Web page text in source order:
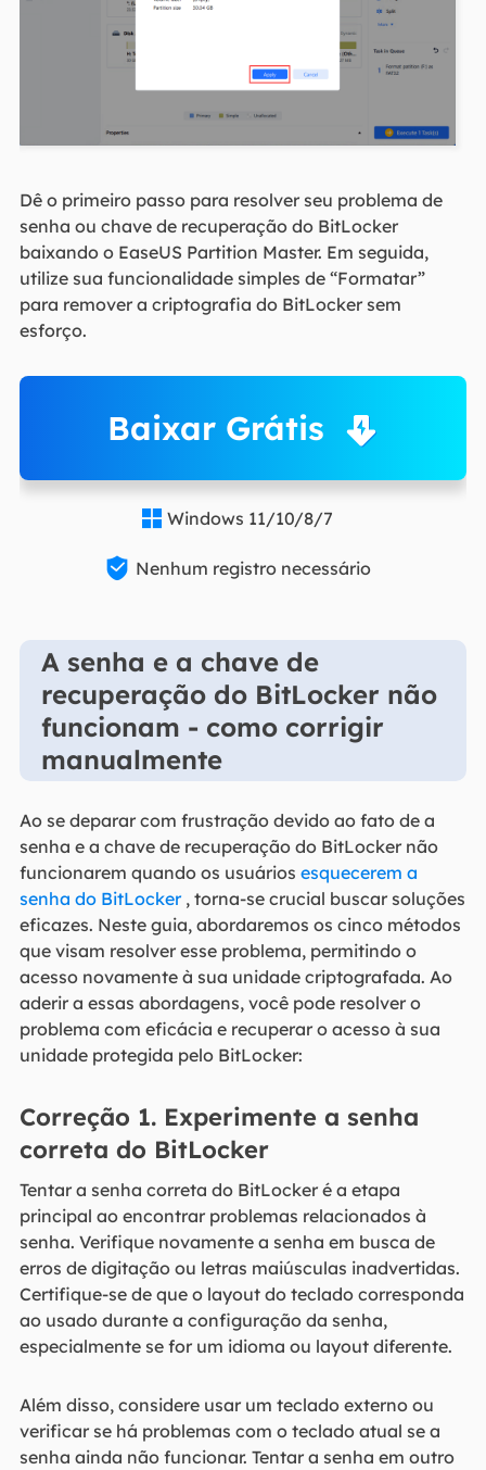
Dê o primeiro passo para resolver seu problema de
senha ou chave de recuperação do BitLocker
baixando o EaseUS Partition Master. Em seguida,
utilize sua funcionalidade simples de “Formatar”
para remover a criptografia do BitLocker sem
esforço.
Baixar Grátis
 Windows 11/10/8/7
 Nenhum registro necessário
A senha e a chave de
recuperação do BitLocker não
funcionam - como corrigir
manualmente
Ao se deparar com frustração devido ao fato de a
senha e a chave de recuperação do BitLocker não
funcionarem quando os usuários esquecerem a
senha do BitLocker, torna-se crucial buscar soluções
eficazes. Neste guia, abordaremos os cinco métodos
que visam resolver esse problema, permitindo o
acesso novamente à sua unidade criptografada. Ao
aderir a essas abordagens, você pode resolver o
problema com eficácia e recuperar o acesso à sua
unidade protegida pelo BitLocker:
Correção 1. Experimente a senha
correta do BitLocker
Tentar a senha correta do BitLocker é a etapa
principal ao encontrar problemas relacionados à
senha. Verifique novamente a senha em busca de
erros de digitação ou letras maiúsculas inadvertidas.
Certifique-se de que o layout do teclado corresponda
ao usado durante a configuração da senha,
especialmente se for um idioma ou layout diferente.
Além disso, considere usar um teclado externo ou
verificar se há problemas com o teclado atual se a
senha ainda não funcionar. Tentar a senha em outro